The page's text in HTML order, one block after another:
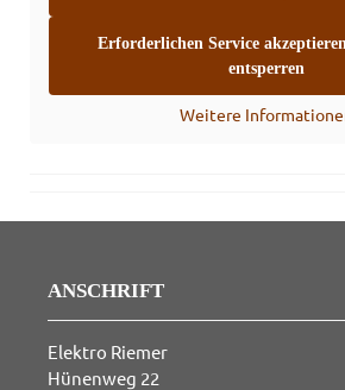
Erforderlichen Service
entsperren
Weitere
ANSCHRIFT
Elektro Riemer
Hünenweg 22